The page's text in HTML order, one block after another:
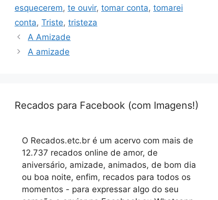
esquecerem, te ouvir, tomar conta, tomarei
conta, Triste, tristeza
A Amizade
A amizade
Recados para Facebook (com Imagens!)
O Recados.etc.br é um acervo com mais de
12.737 recados online de amor, de
aniversário, amizade, animados, de bom dia
ou boa noite, enfim, recados para todos os
momentos - para expressar algo do seu